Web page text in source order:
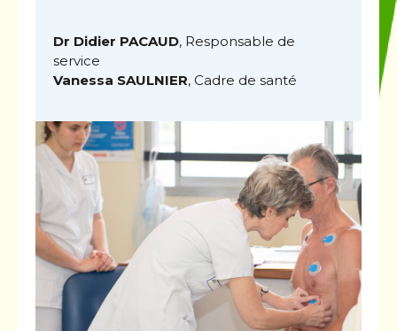
Dr Didier PACAUD, Responsable de
service
Vanessa SAULNIER, Cadre de santé